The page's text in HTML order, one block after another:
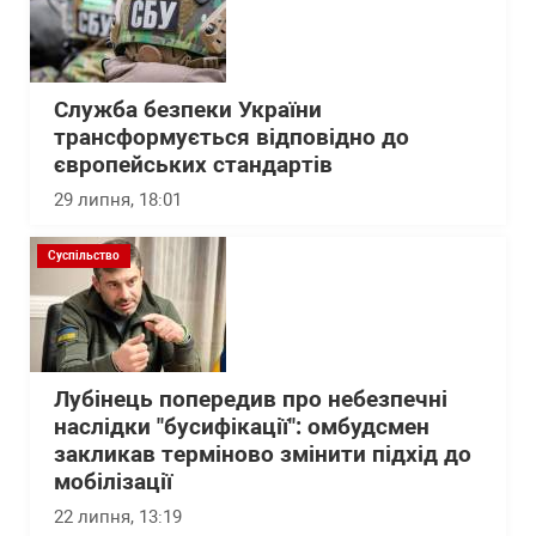
Служба безпеки України
трансформується відповідно до
європейських стандартів
29 липня, 18:01
Суспільство
Лубінець попередив про небезпечні
наслідки "бусифікації": омбудсмен
закликав терміново змінити підхід до
мобілізації
22 липня, 13:19